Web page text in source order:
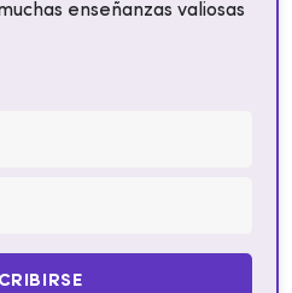
enseñanzas valiosas